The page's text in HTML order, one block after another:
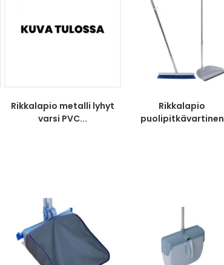
Rikkalapio metalli lyhyt
varsi PVC...
Rikkalapio
puolipitkävartinen